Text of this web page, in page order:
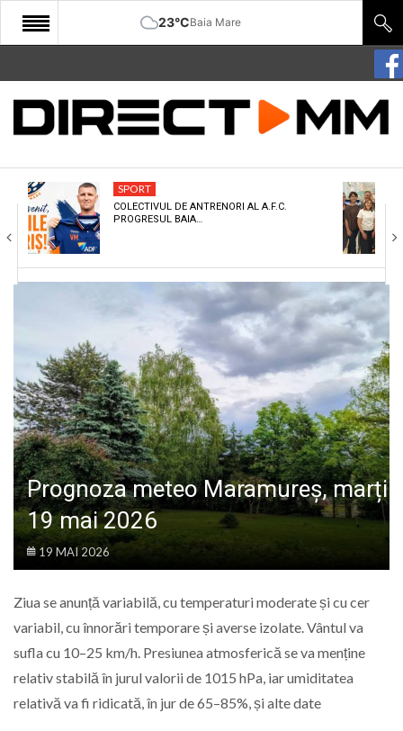
23°CBaia Mare
START
COMUNITATE
CULTURA
ECONOMIE
SANATATE
SPECIAL
POLITIC
LIFE
SPORT
COLECTIVUL DE ANTRENORI AL A.F.C.
PROGRESUL BAIA…
Prognoza meteo Maramureș, marți
19 mai 2026
19 MAI 2026
Ziua se anunță variabilă, cu temperaturi moderate și cu cer
variabil, cu înnorări temporare și averse izolate. Vântul va
sufla cu 10–25 km/h. Presiunea atmosferică se va menține
relativ stabilă în jurul valorii de 1015 hPa, iar umiditatea
relativă va fi ridicată, în jur de 65–85%, și alte date